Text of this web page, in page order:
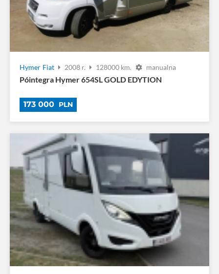
Hymer Fiat 2008 r. 128000 km. manualna
Póintegra Hymer 654SL GOLD EDYTION
173 000 PLN